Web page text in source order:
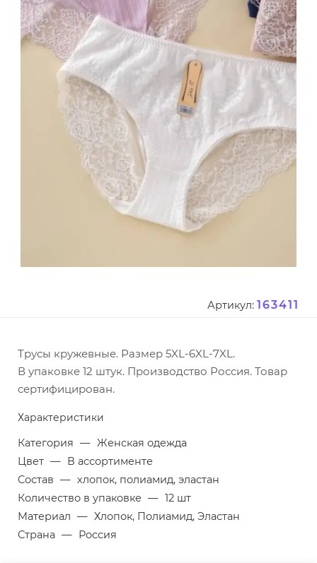
Артикул: 163411
Трусы кружевные. Размер 5XL-6XL-7XL.
В упаковке 12 штук. Производство Россия. Товар
сертифицирован.
Характеристики
Категория — Женская одежда
Цвет — В ассортименте
Состав — хлопок, полиамид, эластан
Количество в упаковке — 12 шт
Материал — Хлопок, Полиамид, Эластан
Страна — Россия